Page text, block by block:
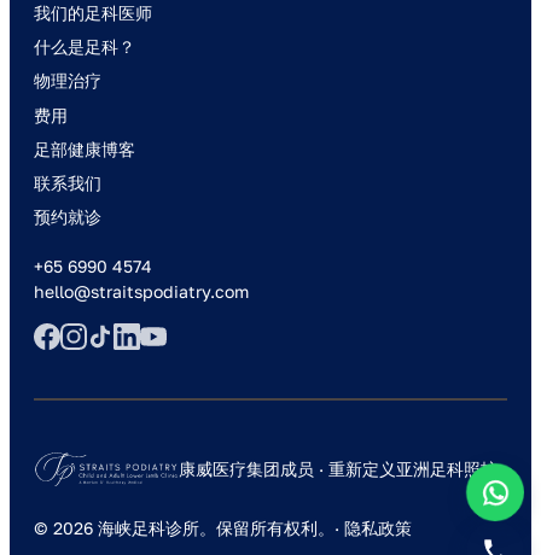
我们的足科医师
什么是足科？
物理治疗
费用
足部健康博客
联系我们
预约就诊
+65 6990 4574
hello@straitspodiatry.com
康威医疗集团成员 · 重新定义亚洲足科照护
© 2026 海峡足科诊所。保留所有权利。· 隐私政策